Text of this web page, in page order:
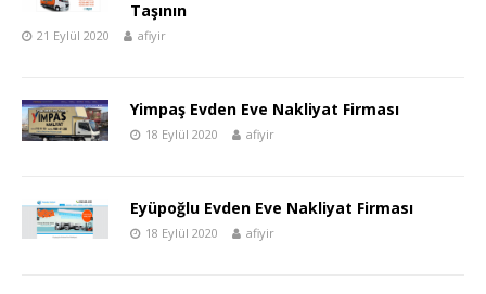
Taşının
21 Eylül 2020 afiyir
Yimpaş Evden Eve Nakliyat Firması
18 Eylül 2020 afiyir
Eyüpoğlu Evden Eve Nakliyat Firması
18 Eylül 2020 afiyir